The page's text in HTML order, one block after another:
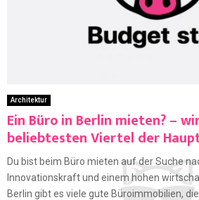
Architektur
Ein Büro in Berlin mieten? –
beliebtesten Viertel der
Du bist beim Büro mieten auf der Suche
Innovationskraft und einem hohen
Berlin gibt es viele gute Büroimmobilien, die